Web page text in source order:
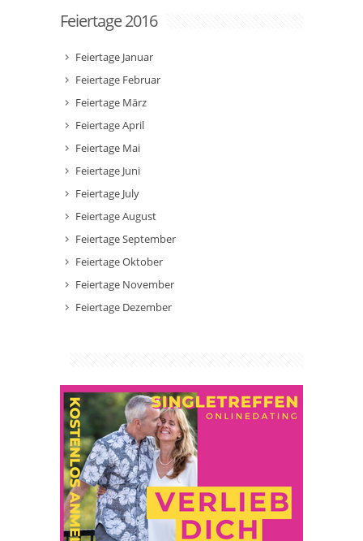
Feiertage 2016
Feiertage Januar
Feiertage Februar
Feiertage März
Feiertage April
Feiertage Mai
Feiertage Juni
Feiertage July
Feiertage August
Feiertage September
Feiertage Oktober
Feiertage November
Feiertage Dezember